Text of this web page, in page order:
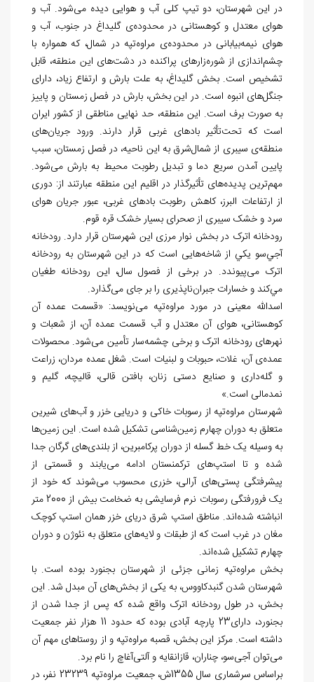
در این شهرستان، دو تیپ کلی آب و هوایی دیده می‌شود. آب و
هوای معتدل و کوهستانی در محدوده‌ی گلیداغ در جنوب، آب و
هوای نیمه‌بیابانی در محدوده‌ی مراوه‌تپه در شمال، که همواره با
چشم‌اندازی از شوره‌زارهای پراکنده در دشت‌های این منطقه، قابل
تشخیص است. بخش گلیداغ، به علت بارش و ارتفاع زیاد، دارای
جنگل‌های انبوه است. در این بخش، بارش در فصل زمستان و پاییز
به صورت برف است. این منطقه، حد نهایی مناطقی از کشور ایران
است که تحت‌تأثیر بادهای غربی قرار دارند. ورود جریان‌های
منطقه‌ی سیبری از شمال‌شرق به این ناحیه، در فصل زمستان، سبب
پايين آمدن سریع دما و تبدیل رطوبت محیط به بارش می‌شود.
مهم‌ترین پدیده‌های تأثیرگذار در اقلیم این منطقه عبارتند از: دوری
از ارتفاعات البرز، کاهش رطوبت بادهای غربی، عبور جریان هوای
سرد و خشک سیبری از صحرای بسیار خشک قره قوم.
رودخانه اترک در بخش نوار مرزی این شهرستان قرار دارد. رودخانه
آجي‌سو يكي از ‌شاخه‌هایی است که در این شهرستان به رودخانه
اترک می‌پیوندد. در برخی از فصول سال، این رودخانه طغیان
مي‌كند و خسارات جبران‌ناپذیری را بر جای می‌گذارد.
اسدالله معینی در مورد مراوه‌تپه می‌نویسد: «قسمت عمده آن
کوهستانی، هوای آن معتدل و آب قسمت عمده آن، از شعبات و
نهرهای رودخانه اترک و برخی چشمه‌سار تأمین می‌شود. محصولات
عمده‌ی آن، غلات، حبوبات و لبنیات است. شغل عمده مردان، زراعت
و گله‌داری و صنایع دستی زنان، بافتن قالی، قالیچه، گلیم و
نمدمالی است.»
شهرستان مراوه‌تپه از رسوبات خاکی و دریایی خزر و آب‌های شیرین
متعلق به دوران چهارم زمین‌شناسی تشکیل شده است. این زمین‌ها
به وسیله یک خط گسله از دوران پرکامبرین، از بلندی‌های گرگان جدا
شده و تا استپ‌های ترکمنستان ادامه می‌یابند و قسمتی از
پیشرفتگی پستی‌های آرالی، خزری محسوب می‌شوند که خود از
یک فرورفتگی رسوبات نرم فرسایشی به ضخامت بیش از 2000 متر
انباشته شده‌اند. مناطق استپ شرق دریای خزر همان استپ کوچک
مغان در غرب است که از طبقات و لایه‌های متعلق به نئوژن و دوران
چهارم تشکیل شده‌اند.
بخش مراوه‌تپه زمانی جزئی از شهرستان بجنورد بوده است. با
شهرستان شدن گنبدکاووس، به یکی از بخش‌های آن مبدل شد. این
بخش، در طول رودخانه اترک واقع شده که پس از جدا شدن از
بجنورد، دارای23 پارچه آبادی بوده که حدود 11 هزار نفر جمعیت
داشته است. مرکز این بخش، قصبه مراوه‌تپه و از روستاهای مهم آن
می‌توان آجی‌سو، چناران، قازانقایه و آلتی‌آغاچ را نام برد.
براساس سرشماری سال 1355ش، جمعیت مراوه‌تپه 23239 نفر، در